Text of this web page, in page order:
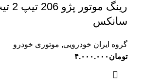
سانکس
گروه ایران خودرویی, موتوری خودرو
تومان ۴.۰۰۰.۰۰۰